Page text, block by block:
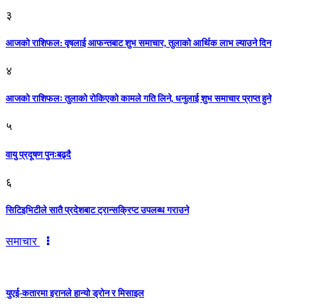
३
आजकाे राशिफल: वृषलाई आफन्तबाट शुभ समाचार, तुलाकाे आर्थिक लाभ ल्याउने दिन
४
आजको राशिफलः तुलाकाे रोकिएको कामले गति लिने, धनुलाई शुभ समाचार प्राप्त हुने
५
वायु प्रदूषण पुनःबढ्दै
६
सिटिइभिटीले सातै प्रदेशबाट ट्रान्सक्रिप्ट उपलब्ध गराउने
समाचार
युएई-कतारमा इरानले हान्यो ड्रोन र मिसाइल